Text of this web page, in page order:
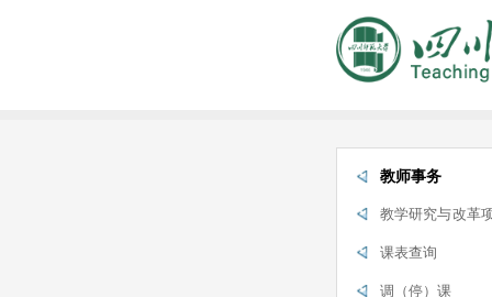
教师事务
教学研究与改革
课表查询
调（停）课